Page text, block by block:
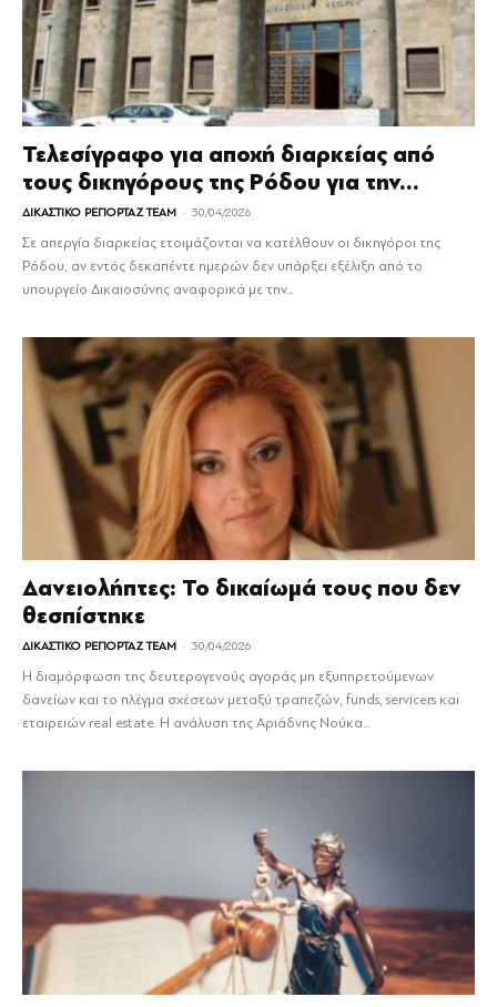
Τελεσίγραφο για αποχή διαρκείας από
τους δικηγόρους της Ρόδου για την...
ΔΙΚΑΣΤΙΚΟ ΡΕΠΟΡΤΑΖ TEAM - 30/04/2026
Σε απεργία διαρκείας ετοιμάζονται να κατέλθουν οι δικηγόροι της
Ρόδου, αν εντός δεκαπέντε ημερών δεν υπάρξει εξέλιξη από το
υπουργείο Δικαιοσύνης αναφορικά με την...
Δανειολήπτες: Το δικαίωμά τους που δεν
θεσπίστηκε
ΔΙΚΑΣΤΙΚΟ ΡΕΠΟΡΤΑΖ TEAM - 30/04/2026
Η διαμόρφωση της δευτερογενούς αγοράς μη εξυπηρετούμενων
δανείων και το πλέγμα σχέσεων μεταξύ τραπεζών, funds, servicers και
εταιρειών real estate. H ανάλυση της Αριάδνης Νούκα...